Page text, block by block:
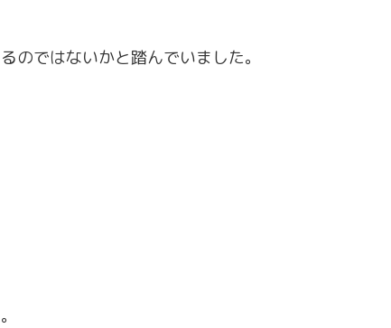
のではないかと踏んでいました。